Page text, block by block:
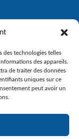
des technologies telles
des appareils.
de traiter des données
uniques sur ce
peut avoir un